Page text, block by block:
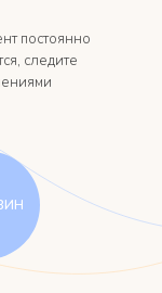
постоянно
следите